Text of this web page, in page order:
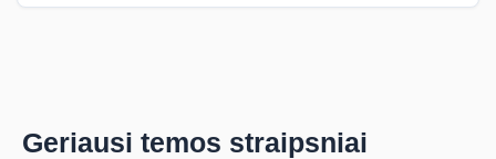
Geriausi temos straipsniai